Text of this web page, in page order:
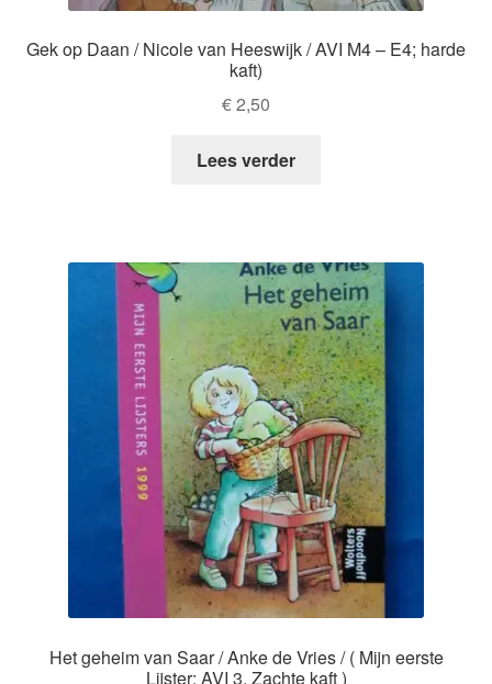
Gek op Daan / Nicole van Heeswijk / AVI M4 – E4; harde
kaft)
€2,50
Lees verder
Het geheim van Saar / Anke de Vries / ( Mijn eerste
Lijster; AVI 3, Zachte kaft )